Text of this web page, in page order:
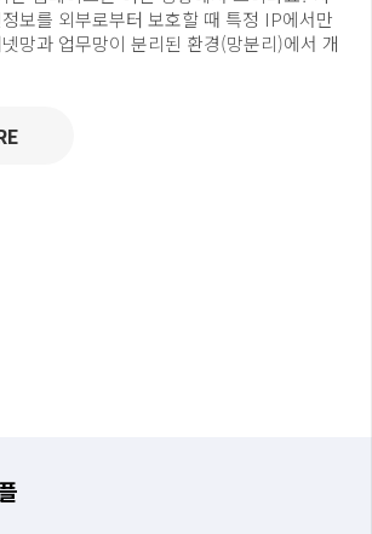
보를 외부로부터 보호할 때 특정 IP에서만
망과 업무망이 분리된 환경(망분리)에서 개